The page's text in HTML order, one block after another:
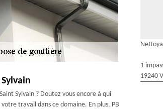
Sylvain ? Doutez vous encore à qui
travail dans ce domaine. En plus, PB
1
19240